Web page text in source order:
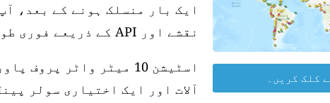
ایک بار منسلک ہونے کے بعد،
نقشے اور API کے ذریعے فوری طور پر دستیاب ہو جاتی ہے۔
آلات اور ایک اختیاری سولر
کلک کریں۔